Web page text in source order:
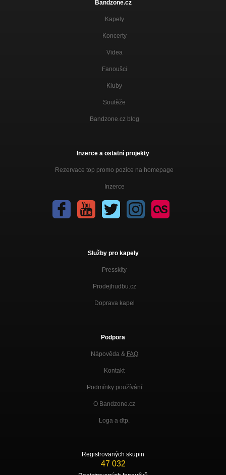
Bandzone.cz
Kapely
Koncerty
Videa
Fanoušci
Kluby
Soutěže
Bandzone.cz blog
Inzerce a ostatní projekty
Rezervace top promo pozice na homepage
Inzerce
Služby pro kapely
Presskity
Prodejhudbu.cz
Doprava kapel
Podpora
Nápověda & FAQ
Kontakt
Podmínky používání
O Bandzone.cz
Loga a dtp.
Registrovaných skupin
47 032